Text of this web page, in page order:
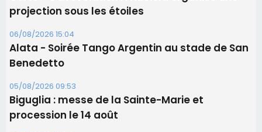
projection sous les étoiles
06/08/2026 15:04
Alata - Soirée Tango Argentin au stade de San
Benedetto
05/08/2026 09:53
Biguglia : messe de la Sainte-Marie et
procession le 14 août